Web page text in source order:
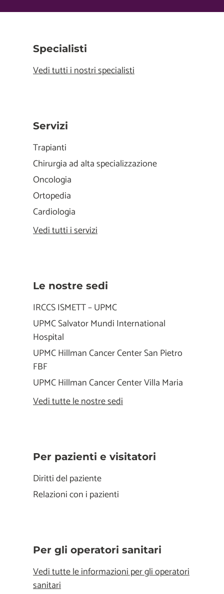
Specialisti
Vedi tutti i nostri specialisti
Servizi
Trapianti
Chirurgia ad alta specializzazione
Oncologia
Ortopedia
Cardiologia
Vedi tutti i servizi
Le nostre sedi
IRCCS ISMETT – UPMC
UPMC Salvator Mundi International
Hospital
UPMC Hillman Cancer Center San Pietro
FBF
UPMC Hillman Cancer Center Villa Maria
Vedi tutte le nostre sedi
Per pazienti e visitatori
Diritti del paziente
Relazioni con i pazienti
Per gli operatori sanitari
Vedi tutte le informazioni per gli operatori
sanitari